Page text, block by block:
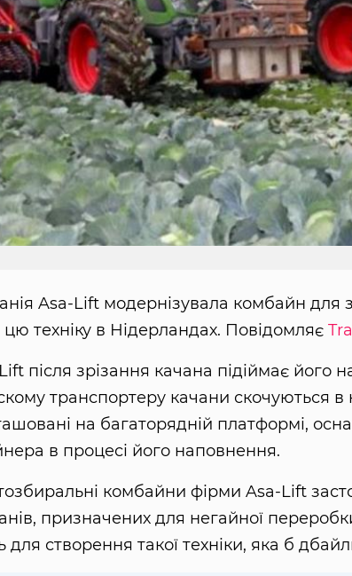
Asa-Lift модернізувала комбайн для
техніку в Нідерландах. Повідомляє
після зрізання качана підіймає його
транспортеру качани скочуються
на багаторядній платформі,
в процесі його наповнення.
комбайни фірми Asa-Lift
призначених для негайної
для створення такої техніки, яка б